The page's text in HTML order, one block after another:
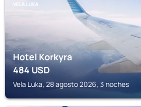
VELA LUKA
Hotel Korkyra
484USD
Vela Luka, 28 agosto 2026, 3 noches